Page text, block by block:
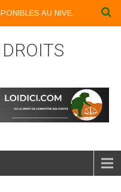
AU NIVEAU DU
DROITS